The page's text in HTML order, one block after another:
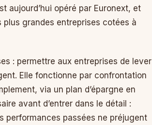
aujourd’hui opéré par Euronext, et
grandes entreprises cotées à
: permettre aux entreprises de lever
Elle fonctionne par confrontation
via un plan d’épargne en
avant d’entrer dans le détail :
performances passées ne préjugent